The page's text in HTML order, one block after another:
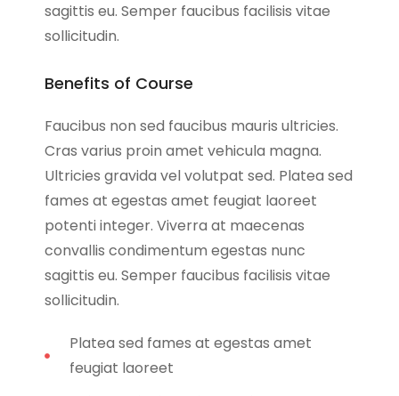
sagittis eu. Semper faucibus facilisis vitae
sollicitudin.
Benefits of Course
Faucibus non sed faucibus mauris ultricies.
Cras varius proin amet vehicula magna.
Ultricies gravida vel volutpat sed. Platea sed
fames at egestas amet feugiat laoreet
potenti integer. Viverra at maecenas
convallis condimentum egestas nunc
sagittis eu. Semper faucibus facilisis vitae
sollicitudin.
Platea sed fames at egestas amet
feugiat laoreet